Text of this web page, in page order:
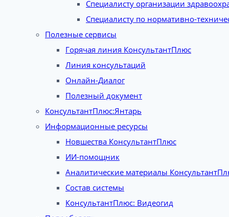
Специалисту организации
Специалисту по нормативно-
Полезные сервисы
Горячая линия КонсультантПлюс
Линия консультаций
Онлайн-Диалог
Полезный документ
КонсультантПлюс:Янтарь
Информационные ресурсы
Новшества КонсультантПлюс
ИИ-помощник
Аналитические материалы
Состав системы
КонсультантПлюс: Видеогид